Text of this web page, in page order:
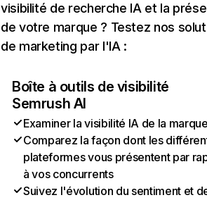
visibilité de recherche IA et la
de votre marque ? Testez nos
de marketing par l'IA :
Boîte à outils de visibilité
Semrush AI
Examiner la visibilité IA de la
Comparez la façon dont les
plateformes vous présentent par
à vos concurrents
Suivez l'évolution du sentiment et